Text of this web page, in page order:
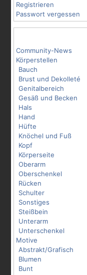
Registrieren
Passwort vergessen
Community-News
Körperstellen
Bauch
Brust und Dekolleté
Genitalbereich
Gesäß und Becken
Hals
Hand
Hüfte
Knöchel und Fuß
Kopf
Körperseite
Oberarm
Oberschenkel
Rücken
Schulter
Sonstiges
Steißbein
Unterarm
Unterschenkel
Motive
Abstrakt/Grafisch
Blumen
Bunt